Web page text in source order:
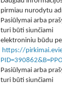
pirmiau nurodytu
Pasiūlymai arba
turi būti siunčiami
elektroniniu būdu
https://
Pasiūlymai arba
turi būti siunčiami